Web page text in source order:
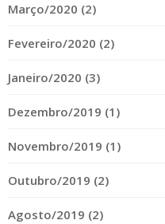
Março/2020 (2)
Fevereiro/2020 (2)
Janeiro/2020 (3)
Dezembro/2019 (1)
Novembro/2019 (1)
Outubro/2019 (2)
Agosto/2019 (2)